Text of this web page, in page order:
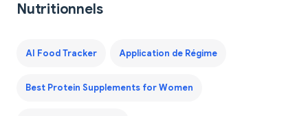
Nutritionnels
AI Food Tracker Application de Régime
Best Protein Supplements for Women